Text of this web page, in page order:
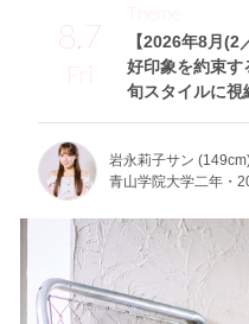
8.7
Fri
【2026年8月(2
好印象を約束す
旬スタイルに
Theme
岩永莉子サン
青山学院大学二年・